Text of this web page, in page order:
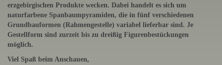
erzgebirgischen Produkte wecken. Dabei handelt es sich um
naturfarbene Spanbaumpyramiden, die in fünf verschiedenen
Grundbauformen (Rahmengestelle) variabel lieferbar sind. Je
Gestellform sind zurzeit bis zu dreißig Figurenbestückungen
möglich.
Viel Spaß beim Anschauen,